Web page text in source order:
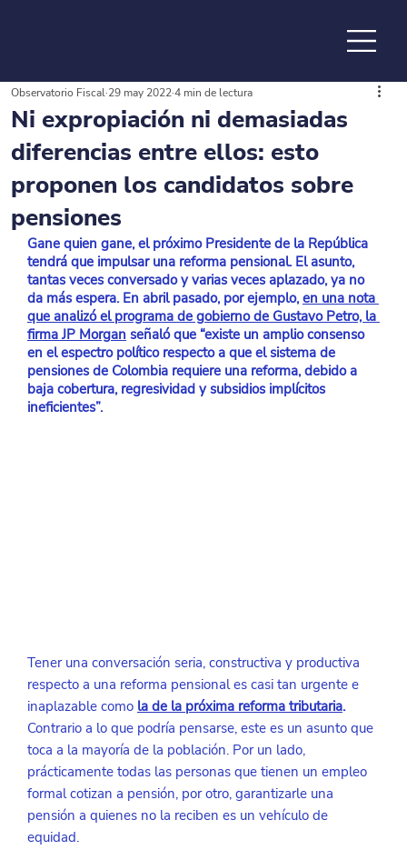
de la
Ni expropiación ni demasiadas
diferencias entre ellos: esto
proponen los candidatos sobre
pensiones
Observatorio Fiscal 29 may 20224 min de lectura
Gane quien gane, el próximo Presidente de la República
tendrá que impulsar una reforma pensional. El asunto,
tantas veces conversado y varias veces aplazado, ya no
da más espera. En abril pasado, por ejemplo, en una nota
que analizó el programa de gobierno de Gustavo Petro, la
firma JP Morgan señaló que “existe un amplio consenso
en el espectro político respecto a que el sistema de
pensiones de Colombia requiere una reforma, debido a
baja cobertura, regresividad y subsidios implícitos
ineficientes”.
Tener una conversación seria, constructiva y productiva
respecto a una reforma pensional es casi tan urgente e
inaplazable como la de la próxima reforma tributaria.
Contrario a lo que podría pensarse, este es un asunto que
toca a la mayoría de la población. Por un lado,
prácticamente todas las personas que tienen un empleo
formal cotizan a pensión, por otro, garantizarle una
pensión a quienes no la reciben es un vehículo de
equidad.